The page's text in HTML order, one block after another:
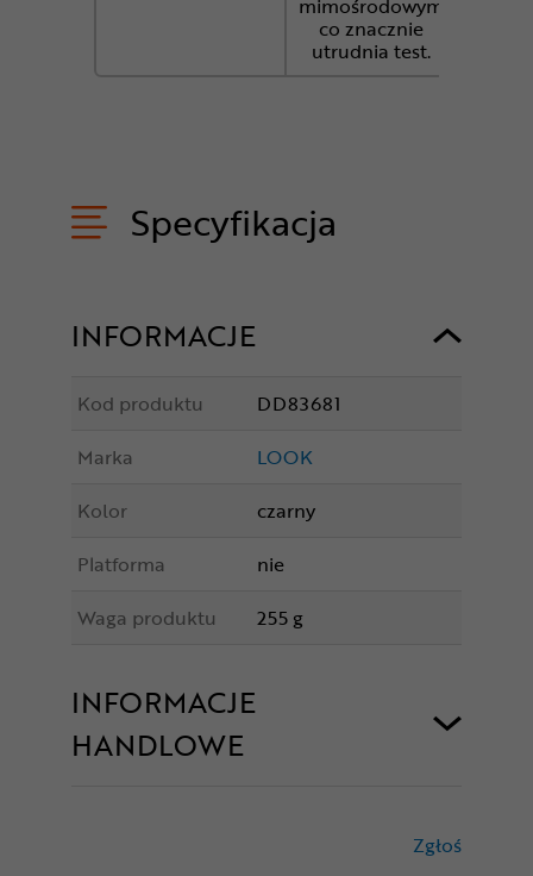
mimośrodowym
co znacznie
utrudnia test.
Specyfikacja
INFORMACJE
Kod produktu
DD83681
Marka
LOOK
Kolor
czarny
Platforma
nie
Waga produktu
255 g
INFORMACJE
HANDLOWE
Zgłoś